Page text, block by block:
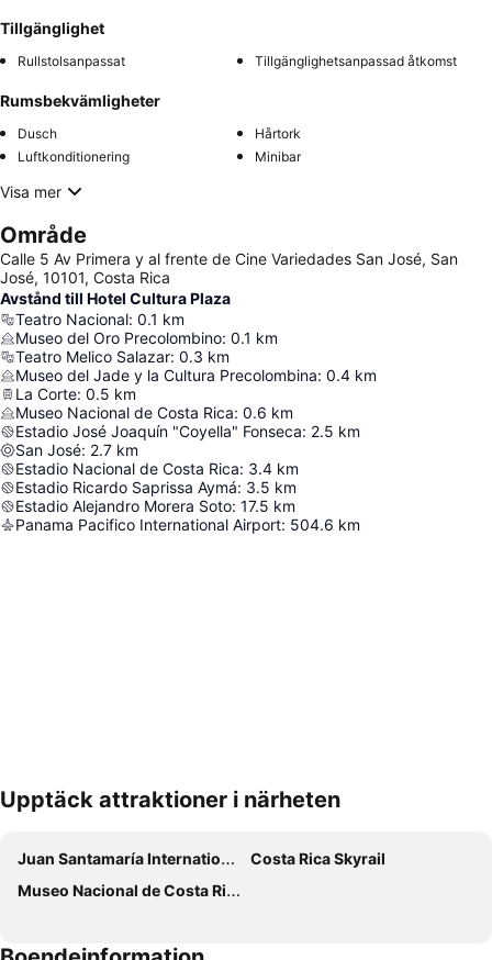
Tillgänglighet
Rullstolsanpassat Tillgänglighetsanpassad åtkomst
Rumsbekvämligheter
Dusch
Hårtork
Luftkonditionering
Minibar
Visa mer
Område
Calle 5 Av Primera y al frente de Cine Variedades San José, San
José, 10101, Costa Rica
Avstånd till Hotel Cultura Plaza
Teatro Nacional: 0.1 km
Museo del Oro Precolombino: 0.1 km
Teatro Melico Salazar: 0.3 km
Museo del Jade y la Cultura Precolombina: 0.4 km
La Corte: 0.5 km
Museo Nacional de Costa Rica: 0.6 km
Estadio José Joaquín "Coyella" Fonseca: 2.5 km
San José: 2.7 km
Estadio Nacional de Costa Rica: 3.4 km
Estadio Ricardo Saprissa Aymá: 3.5 km
Estadio Alejandro Morera Soto: 17.5 km
Panama Pacifico International Airport: 504.6 km
Förstora kartan
Upptäck attraktioner i närheten
Juan Santamaría International Airport
Costa Rica Skyrail
Museo Nacional de Costa Rica